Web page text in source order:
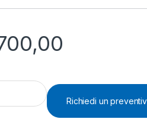
di STOSA - VENDUTA
Richiedi un